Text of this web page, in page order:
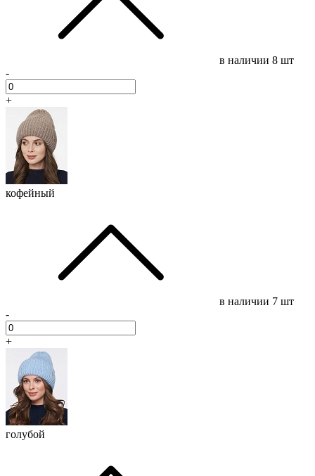
в наличии 8 шт
-
+
кофейный
в наличии 7 шт
-
+
голубой